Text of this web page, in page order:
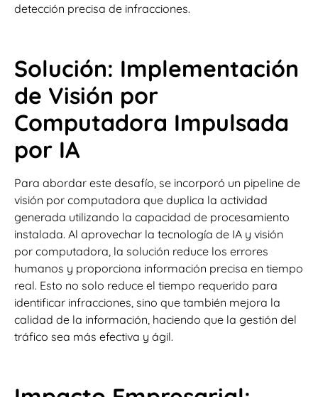
detección precisa de infracciones.
Solución: Implementación
de Visión por
Computadora Impulsada
por IA
Para abordar este desafío, se incorporó un pipeline de
visión por computadora que duplica la actividad
generada utilizando la capacidad de procesamiento
instalada. Al aprovechar la tecnología de IA y visión
por computadora, la solución reduce los errores
humanos y proporciona información precisa en tiempo
real. Esto no solo reduce el tiempo requerido para
identificar infracciones, sino que también mejora la
calidad de la información, haciendo que la gestión del
tráfico sea más efectiva y ágil.